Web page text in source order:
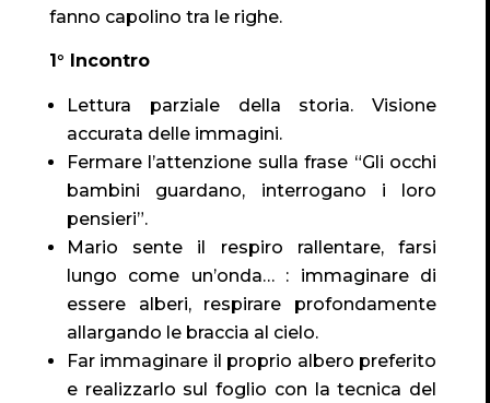
fanno capolino tra le righe.
1° Incontro
Lettura parziale della storia. Visione
accurata delle immagini.
Fermare l’attenzione sulla frase “Gli occhi
bambini guardano, interrogano i loro
pensieri”.
Mario sente il respiro rallentare, farsi
lungo come un’onda… : immaginare di
essere alberi, respirare profondamente
allargando le braccia al cielo.
Far immaginare il proprio albero preferito
e realizzarlo sul foglio con la tecnica del